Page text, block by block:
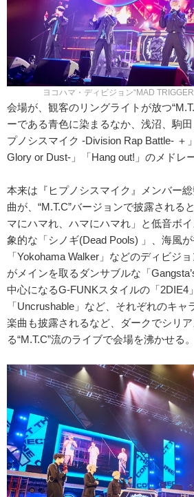
ヨコハマ・ディビジョン“MAD
会場が、観客のリングライトが放つ
ーである青色に染まるなか、浅沼、駒
プノシスマイク -Division Rap Battle- ＋
Glory or Dust-」「Hang out!」のメドレ
本来は『ヒプノシスマイク』メンバー
曲が、“M.T.C”バージョンで披露される
マにハマれ、ハマにハマれ」と低音ボ
象的な「シノギ(Dead Pools) 」、海風
「Yokohama Walker」などのディビジ
がメインを取るダンサブルな「
中心になるG-FUNKスタイルの「2DIE4
「Uncrushable」など、それぞれのキャ
楽曲も披露されるなど、ダークでシリ
る“M.T.C”流のライブで会場を沸かせる。